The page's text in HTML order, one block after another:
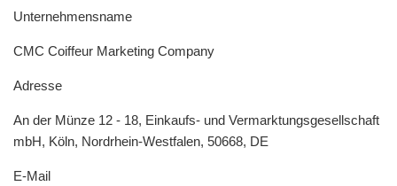
Unternehmensname
CMC Coiffeur Marketing Company
Adresse
An der Münze 12 - 18, Einkaufs- und Vermarktungsgesellschaft
mbH, Köln, Nordrhein-Westfalen, 50668, DE
E-Mail